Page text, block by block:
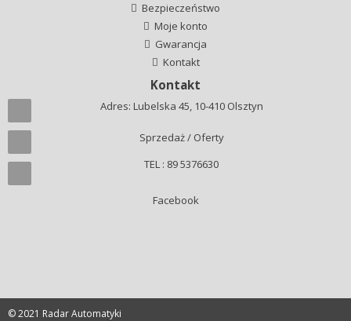
Bezpieczeństwo
Moje konto
Gwarancja
Kontakt
Kontakt
Adres: Lubelska 45, 10-410 Olsztyn
Sprzedaż / Oferty
TEL : 89 5376630
Facebook
© 2021 Radar Automatyki